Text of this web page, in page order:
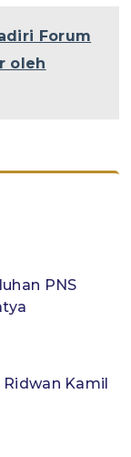
Forum
oleh
PNS
Kamil